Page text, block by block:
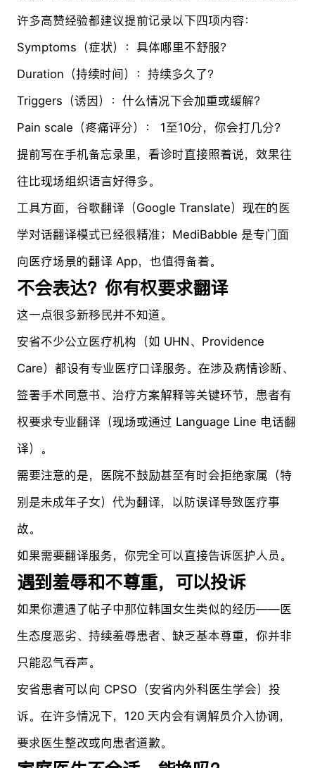
许多高赞经验都建议提前记录以下四项内容：
Symptoms（症状）：具体哪里不舒服？
Duration（持续时间）：持续多久了？
Triggers（诱因）：什么情况下会加重或缓解？
Pain scale（疼痛评分）： 1至10分，你会打几分？
提前写在手机备忘录里，看诊时直接照着说，效果往
往比现场组织语言好得多。
工具方面，谷歌翻译（Google Translate）现在的医
学对话翻译模式已经很精准；MediBabble 是专门面
向医疗场景的翻译 App，也值得备着。
不会表达？你有权要求翻译
这一点很多新移民并不知道。
安省不少公立医疗机构（如 UHN、Providence
Care）都设有专业医疗口译服务。在涉及病情诊断、
签署手术同意书、治疗方案解释等关键环节，患者有
权要求专业翻译（现场或通过 Language Line 电话翻
译）。
需要注意的是，医院不鼓励甚至有时会拒绝家属（特
别是未成年子女）代为翻译，以防误译导致医疗事
故。
如果需要翻译服务，你完全可以直接告诉医护人员。
遇到羞辱和不尊重，可以投诉
如果你遭遇了帖子中那位韩国女生类似的经历——医
生态度恶劣、持续羞辱患者、缺乏基本尊重，你并非
只能忍气吞声。
安省患者可以向 CPSO（安省内外科医生学会）投
诉。在许多情况下，120 天内会有调解员介入协调，
要求医生整改或向患者道歉。